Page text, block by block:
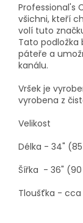
Professional's
všichni, kteří
volí tuto
Tato podložka
páteře a
kanálu.
Vršek je
vyrobena z
Velikost
Délka - 34"
Šířka - 36"
Tloušťka - cca